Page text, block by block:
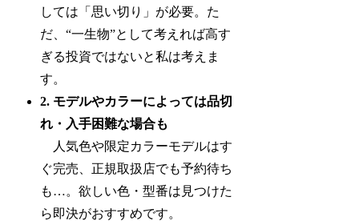
しては「思い切り」が必要。た
だ、“一生物”として考えれば高す
ぎる投資ではないと私は考えま
す。
2. モデルやカラーによっては品切
れ・入手困難な場合も
人気色や限定カラーモデルはす
ぐ完売、正規取扱店でも予約待ち
も…。欲しい色・型番は見つけた
ら即決がおすすめです。